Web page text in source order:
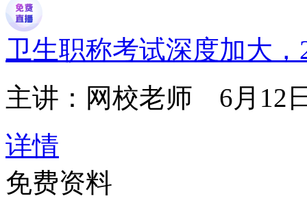
卫生职称考试深度加大
主讲：网校老师 6月12
详情
免费资料